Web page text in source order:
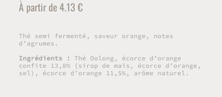
À partir de 4.13 €
Thé semi fermenté, saveur orange, notes
d’agrumes.
Ingrédients :
Thé Oolong, écorce d’orange
confite 13,8% (sirop de maïs, écorce d’orange,
sel), écorce d’orange 11,5%, arôme naturel.